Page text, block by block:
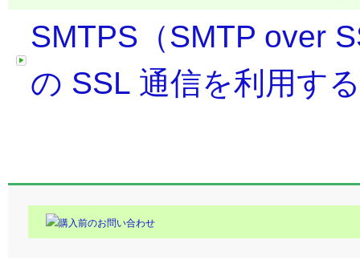
SMTPS（SMTP over
の SSL 通信を利用す
購入前のお問い合わせ